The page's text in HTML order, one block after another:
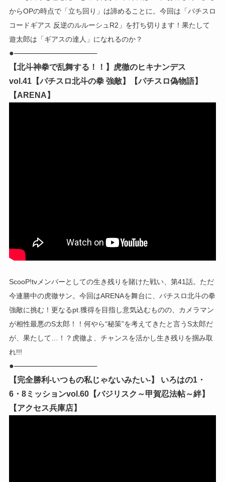
からOPの時点で「立ち回り」は諦めることに。今回は「パチスロ
コードギアス 反逆のルルーシュR2」を打ち切ります！果たして
遊太郎は「ギアスの達人」になれるのか？
●───────────────
【北斗神拳で乱舞する！！】虎徹のヒキナンデス
vol.41【パチスロ北斗の拳 強敵】【パチスロ偽物語】
【ARENA】
ScooP!tvメンバーとしての生き残りを賭けた戦い、第41話。ただ
今連勝中の虎徹サン。今回はARENAを舞台に、パチスロ北斗の拳
強敵に挑む！更なるpt.獲得を目指し意気込むものの、カメラマン
が相性最悪のS太郎！！何やら“秘策”を考えてきたと言うS太郎だ
が、果たして…！？虎徹よ、チャンスを活かし生き残りを掴み取
れ!!!
●───────────────
【完全勝利-いつもの私じゃないみたい-】 いろはの1・
6・8ミッションvol.60【バジリスク～甲賀忍法帖～絆】
【アクセス兵庫店】